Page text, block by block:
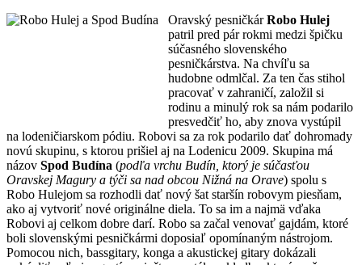
Oravský pesničkárRobo Hulej
patril pred pár rokmi medzi špičku
súčasného slovenského
pesničkárstva. Na chvíľu sa
hudobne odmlčal. Za ten čas stihol
pracovať v zahraničí, založil si
rodinu a minulý rok sa nám podarilo
presvedčiť ho, aby znova vystúpil
na lodeničiarskom pódiu. Robovi sa za rok podarilo dať dohromady
novú skupinu, s ktorou prišiel aj na Lodenicu 2009. Skupina má
názov Spod Budína (podľa vrchu Budín, ktorý je súčasťou
Oravskej Magury a týči sa nad obcou Nižná na Orave) spolu s
Robo Hulejom sa rozhodli dať nový šat staršín robovym piesňam,
ako aj vytvoriť nové originálne diela. To sa im a najmä vďaka
Robovi aj celkom dobre darí. Robo sa začal venovať gajdám, ktoré
boli slovenskými pesničkármi doposiaľ opomínaným nástrojom.
Pomocou nich, bassgitary, konga a akustickej gitary dokázali